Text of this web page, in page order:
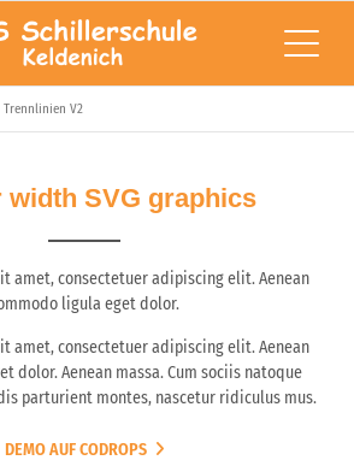
Trennlinien V2
width SVG graphics
amet, consectetuer adipiscing elit. Aenean
ligula eget dolor.
amet, consectetuer adipiscing elit. Aenean
dolor. Aenean massa. Cum sociis natoque
parturient montes, nascetur ridiculus mus.
DEMO AUF CODROPS